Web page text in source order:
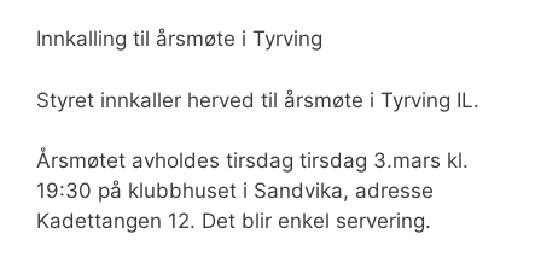
Innkalling til årsmøte i Tyrving
Styret innkaller herved til årsmøte i Tyrving IL.
Årsmøtet avholdes tirsdag tirsdag 3.mars kl.
19:30 på klubbhuset i Sandvika, adresse
Kadettangen 12. Det blir enkel servering.